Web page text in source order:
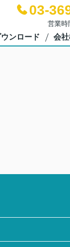
03-
営業
ンロード 会